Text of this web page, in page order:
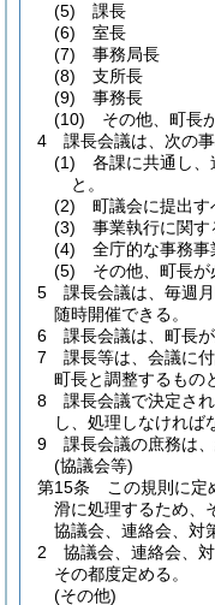
(5)
課長
(6)
室長
(7)
事務局長
(8)
支所長
(9)
事務長
(10)
その他、町長
4
課長会議は、次の
(1)
各課に共通し、
と。
(2)
町議会に提出す
(3)
事業執行に関す
(4)
全庁的な事務事
(5)
その他、町長が
5
課長会議は、毎週
随時開催できる。
6
課長会議は、町長
7
課長等は、会議に
町長と調整するもの
8
課長会議で決定さ
し、処理しなければ
9
課長会議の庶務は
(協議会等)
第15条
この規則に定
滑に処理するため、
協議会、連絡会、対
2
協議会、連絡会、
その都度定める。
(その他)